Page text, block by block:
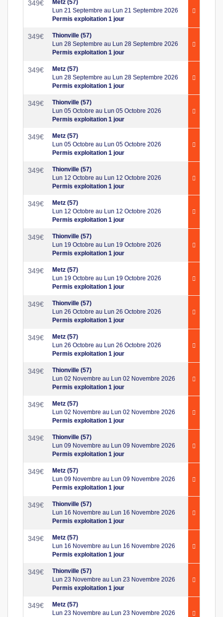
349€
Metz (57)
Lun 21 Septembre au Lun 21 Septembre 2026
Permis exploitation 1 jour
349€
Thionville (57)
Lun 28 Septembre au Lun 28 Septembre 2026
Permis exploitation 1 jour
349€
Metz (57)
Lun 28 Septembre au Lun 28 Septembre 2026
Permis exploitation 1 jour
349€
Thionville (57)
Lun 05 Octobre au Lun 05 Octobre 2026
Permis exploitation 1 jour
349€
Metz (57)
Lun 05 Octobre au Lun 05 Octobre 2026
Permis exploitation 1 jour
349€
Thionville (57)
Lun 12 Octobre au Lun 12 Octobre 2026
Permis exploitation 1 jour
349€
Metz (57)
Lun 12 Octobre au Lun 12 Octobre 2026
Permis exploitation 1 jour
349€
Thionville (57)
Lun 19 Octobre au Lun 19 Octobre 2026
Permis exploitation 1 jour
349€
Metz (57)
Lun 19 Octobre au Lun 19 Octobre 2026
Permis exploitation 1 jour
349€
Thionville (57)
Lun 26 Octobre au Lun 26 Octobre 2026
Permis exploitation 1 jour
349€
Metz (57)
Lun 26 Octobre au Lun 26 Octobre 2026
Permis exploitation 1 jour
349€
Thionville (57)
Lun 02 Novembre au Lun 02 Novembre 2026
Permis exploitation 1 jour
349€
Metz (57)
Lun 02 Novembre au Lun 02 Novembre 2026
Permis exploitation 1 jour
349€
Thionville (57)
Lun 09 Novembre au Lun 09 Novembre 2026
Permis exploitation 1 jour
349€
Metz (57)
Lun 09 Novembre au Lun 09 Novembre 2026
Permis exploitation 1 jour
349€
Thionville (57)
Lun 16 Novembre au Lun 16 Novembre 2026
Permis exploitation 1 jour
349€
Metz (57)
Lun 16 Novembre au Lun 16 Novembre 2026
Permis exploitation 1 jour
349€
Thionville (57)
Lun 23 Novembre au Lun 23 Novembre 2026
Permis exploitation 1 jour
349€
Metz (57)
Lun 23 Novembre au Lun 23 Novembre 2026